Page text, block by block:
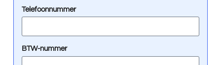
Telefoonnummer
BTW-nummer